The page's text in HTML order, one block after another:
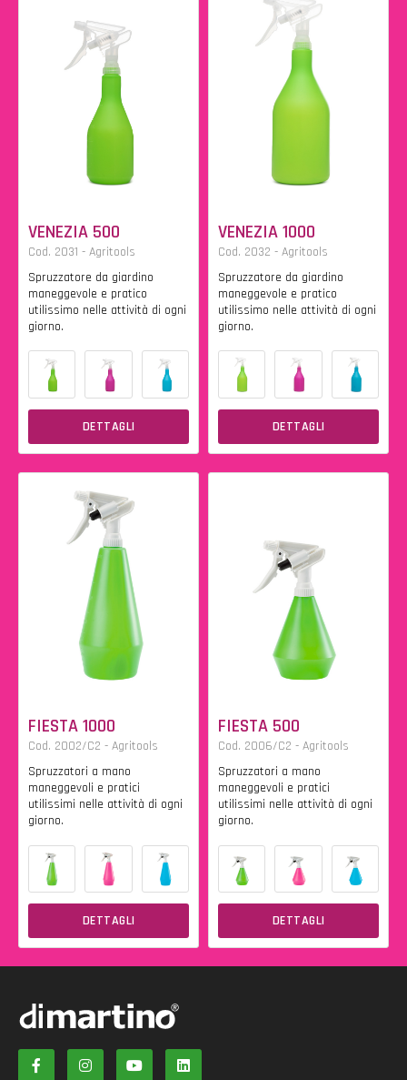
VENEZIA 500
Cod. 2031 - Agritools
Spruzzatore da giardino
maneggevole e pratico
utilissimo nelle attività di ogni
giorno.
DETTAGLI
VENEZIA 1000
Cod. 2032 - Agritools
Spruzzatore da giardino
maneggevole e pratico
utilissimo nelle attività di ogni
giorno.
DETTAGLI
FIESTA 1000
Cod. 2002/C2 - Agritools
Spruzzatori a mano
maneggevoli e pratici
utilissimi nelle attività di ogni
giorno.
DETTAGLI
FIESTA 500
Cod. 2006/C2 - Agritools
Spruzzatori a mano
maneggevoli e pratici
utilissimi nelle attività di ogni
giorno.
DETTAGLI